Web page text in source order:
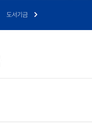
도서기금